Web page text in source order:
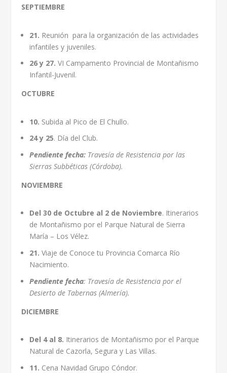
SEPTIEMBRE
21. Reunión para la organización de las actividades
infantiles y juveniles.
26 y 27. VI Campamento Provincial de Montañismo
Infantil-Juvenil.
OCTUBRE
10. Subida al Pico de El Chullo.
24 y 25. Día del Club.
Pendiente fecha: Travesía de Resistencia por las
Sierras Subbéticas (Córdoba).
NOVIEMBRE
Del 30 de Octubre al 2 de Noviembre. Itinerarios
de Montañismo por el Parque Natural de Sierra
María – Los Vélez.
21. Viaje de Conoce tu Provincia Comarca Río
Nacimiento.
Pendiente fecha: Travesía de Resistencia por el
Desierto de Tabernas (Almería).
DICIEMBRE
Del 4 al 8. Itinerarios de Montañismo por el Parque
Natural de Cazorla, Segura y Las Villas.
11. Cena Navidad Grupo Cóndor.